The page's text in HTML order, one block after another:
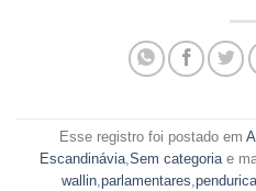
Esse registro foi postado em
Escandinávia Sem categoria e
wallin, parlamentares